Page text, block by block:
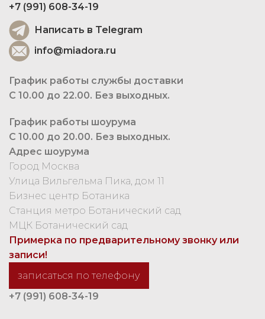
+7 (991) 608-34-19
Написать в Telegram
info@miadora.ru
График работы службы доставки
С 10.00 до 22.00. Без выходных.
График работы шоурума
С 10.00 до 20.00. Без выходных.
Адрес шоурума
Город Москва
Улица Вильгельма Пика, дом 11
Бизнес центр Ботаника
Станция метро Ботанический сад
МЦК Ботанический сад
Примерка по предварительному звонку или
записи!
записаться по телефону
+7 (991) 608-34-19